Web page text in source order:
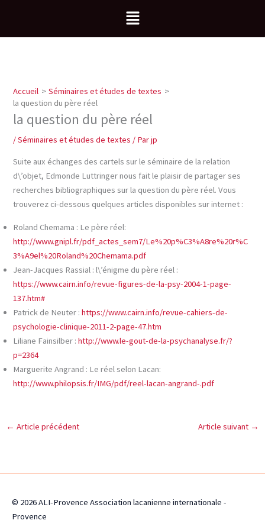
contenu
Menu
Accueil
Séminaires et études de textes
la question du père réel
la question du père réel
/Séminaires et études de textes / Parjp
Suite aux échanges des cartels sur le séminaire de la relation
d\’objet, Edmonde Luttringer nous fait le plaisir de partager ses
recherches bibliographiques sur la question du père réel. Vous
trouverez ci-dessous quelques articles disponibles sur internet :
Roland Chemama : Le père réel:
http://www.gnipl.fr/pdf_actes_sem7/Le%20p%C3%A8re%20r%C
3%A9el%20Roland%20Chemama.pdf
Jean-Jacques Rassial : l\’énigme du père réel :
https://www.cairn.info/revue-figures-de-la-psy-2004-1-page-
137.htm#
Patrick de Neuter :https://www.cairn.info/revue-cahiers-de-
psychologie-clinique-2011-2-page-47.htm
Liliane Fainsilber :http://www.le-gout-de-la-psychanalyse.fr/?
p=2364
Marguerite Angrand : Le réel selon Lacan:
http://www.philopsis.fr/IMG/pdf/reel-lacan-angrand-.pdf
← Article précédent Article suivant →
© 2026 ALI-Provence Association lacanienne internationale -
Provence